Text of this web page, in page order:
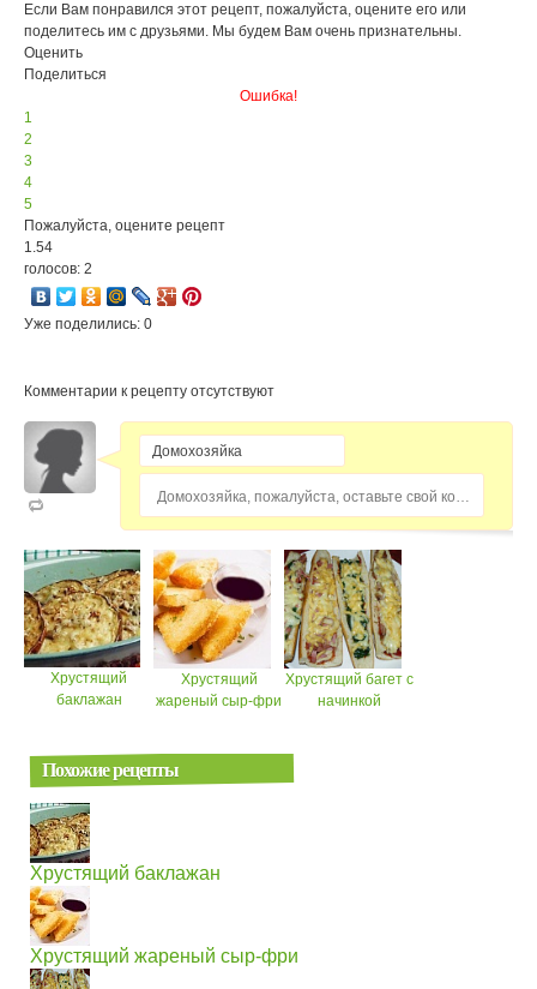
Если Вам понравился этот рецепт, пожалуйста, оцените его или
поделитесь им с друзьями. Мы будем Вам очень признательны.
Оценить
Поделиться
Ошибка!
1
2
3
4
5
Пожалуйста, оцените рецепт
1.54
голосов: 2
Уже поделились: 0
Комментарии к рецепту отсутствуют
Домохозяйка, пожалуйста, оставьте свой комментарий...
Хрустящий
баклажан
Хрустящий
жареный сыр-фри
Хрустящий багет с
начинкой
Похожие рецепты
Хрустящий баклажан
Хрустящий жареный сыр-фри